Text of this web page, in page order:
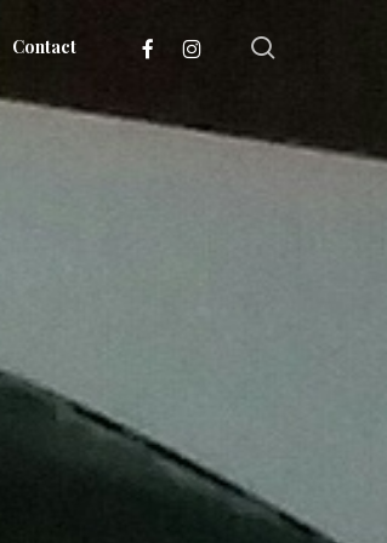
Contact facebookinstagram